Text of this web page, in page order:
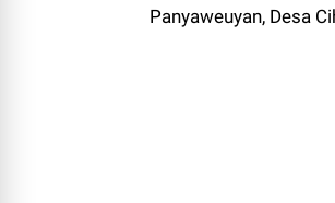
Panyaweuyan, Desa